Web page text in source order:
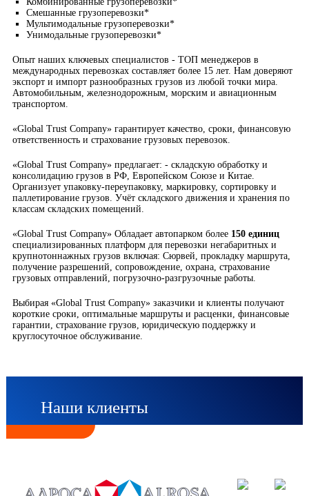
Смешанные грузоперевозки*
Мультимодальные грузоперевозки*
Унимодальные грузоперевозки*
Опыт наших ключевых специалистов - ТОП менеджеров в
международных перевозках составляет более 15 лет. Нам доверяют
экспорт и импорт разнообразных грузов из любой точки мира.
Автомобильным, железнодорожным, морским и авиационным
транспортом.
«Global Trust Company» гарантирует качество, сроки, финансовую
ответственность и страхование грузовых перевозок.
«Global Trust Company» предлагает: - складскую обработку и
консолидацию грузов в РФ, Европейском Союзе и Китае.
Организует упаковку-переупаковку, маркировку, сортировку и
паллетирование грузов. Учёт складского движения и хранения по
классам складских помещений.
«Global Trust Company» Обладает автопарком более 150 единиц
специализированных платформ для перевозки негабаритных и
крупнотоннажных грузов включая: Сюрвей, прокладку маршрута,
получение разрешений, сопровождение, охрана, страхование
грузовых отправлений, погрузочно-разгрузочные работы.
Выбирая «Global Trust Company» заказчики и клиенты получают
короткие сроки, оптимальные маршруты и расценки, финансовые
гарантии, страхование грузов, юридическую поддержку и
круглосуточное обслуживание.
Наши клиенты